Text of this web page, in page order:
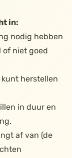
in:
nodig hebben
of niet goed
kunt herstellen
in duur en
af van (de